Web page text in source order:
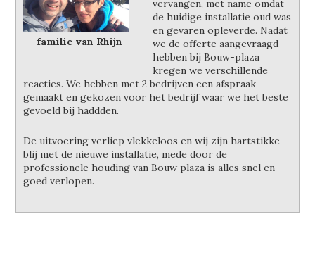
familie van Rhijn
vervangen, met name omdat
de huidige installatie oud was
en gevaren opleverde. Nadat
we de offerte aangevraagd
hebben bij Bouw-plaza
kregen we verschillende
reacties. We hebben met 2 bedrijven een afspraak
gemaakt en gekozen voor het bedrijf waar we het beste
gevoeld bij haddden.
De uitvoering verliep vlekkeloos en wij zijn hartstikke
blij met de nieuwe installatie, mede door de
professionele houding van Bouw plaza is alles snel en
goed verlopen.